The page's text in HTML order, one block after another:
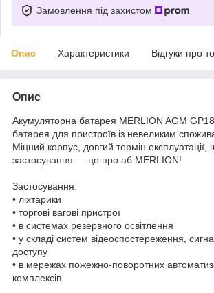
Замовлення під захистом
Опис Характеристики Відгуки про
Опис
Акумуляторна батарея MERLION AGM
батарея для пристроїв із невеликим
Міцний корпус, довгий термін експлуатації,
застосування — це про аб MERLION!
Застосування:
• ліхтарики
• торгові вагові пристрої
• в системах резервного освітлення
• у складі систем відеоспостереження,
доступу
• в мережах пожежно-поворотних
комплексів